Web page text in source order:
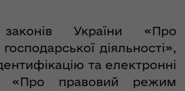
України «Про
діяльності»,
та електронні
«Про правовий режим